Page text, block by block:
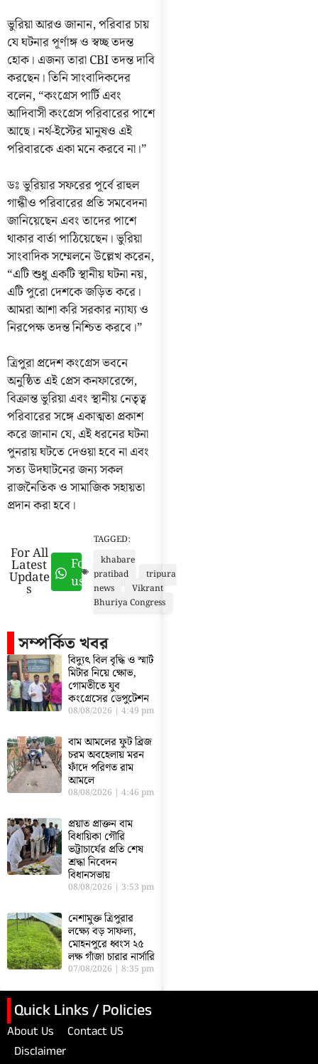
ভুরিয়া আরও জানান, পরিবার চায়
যে ঘটনার পূর্ণাঙ্গ ও স্বচ্ছ তদন্ত
হোক। এজন্য তারা CBI তদন্ত দাবি
করছেন। তিনি সাংবাদিকদের
বলেন, “কংগ্রেস পার্টি এবং
আদিবাসী কংগ্রেস পরিবারের পাশে
আছে। নর্থ-ইস্টের মানুষও এই
পরিবারকে একা মনে করবে না।”
ডঃ ভুরিয়ার সফরের পূর্বে রাহুল
গান্ধীও পরিবারের প্রতি সমবেদনা
জানিয়েছেন এবং তাদের পাশে
থাকার বার্তা পাঠিয়েছেন। ভুরিয়া
সাংবাদিক সম্মেলনে উল্লেখ করেন,
“এটি শুধু একটি স্থানীয় ঘটনা নয়,
এটি পুরো দেশকে জড়িত করে।
আমরা আশা করি সরকার ন্যায্য ও
নিরপেক্ষ তদন্ত নিশ্চিত করবে।”
ত্রিপুরা প্রদেশ কংগ্রেস ভবনে
অনুষ্ঠিত এই প্রেস কনফারেন্সে,
বিক্রান্ত ভুরিয়া এবং স্থানীয় নেতৃত্ব
পরিবারের সঙ্গে একাত্মতা প্রকাশ
করে জানান যে, এই ধরনের ঘটনা
পুনরায় ঘটতে দেওয়া হবে না এবং
সত্য উদঘাটনের জন্য সকল
রাজনৈতিক ও সামাজিক সহায়তা
প্রদান করা হবে।
For All
Latest
Update
s
Follow
us
TAGGED:
khabare
pratibad
tripura
news
Vikrant
Bhuriya Congress
সম্পর্কিত খবর
বিদ্যুৎ বিল বৃদ্ধি ও স্মার্ট
মিটার নিয়ে ক্ষোভ,
গোমতীতে যুব
কংগ্রেসের ডেপুটেশন
08/08/2026 4:49 pm
বাম আমলের ফুট ব্রিজ
চরম অবহেলায় মরন
ফাঁদে পরিণত রাম
আমলে
08/08/2026 4:46 pm
প্রয়াত প্রাক্তন বাম
বিধায়িকা গৌরি
ভট্টাচার্যের প্রতি শেষ
শ্রদ্ধা নিবেদন
বিধানসভায়
08/08/2026 3:53 pm
নেশামুক্ত ত্রিপুরার
লক্ষ্যে বড় সাফল্য,
মোহনপুরে ধ্বংস ২৫
লক্ষ গাঁজা চারার নার্সারি
07/08/2026 8:35 pm
Quick Links / Policies
About Us
Contact US
Disclaimer